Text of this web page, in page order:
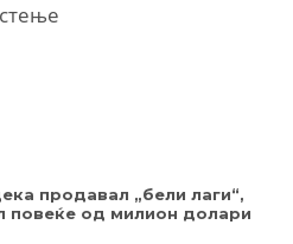
продавал „бели лаги“,
повеќе од милион долари